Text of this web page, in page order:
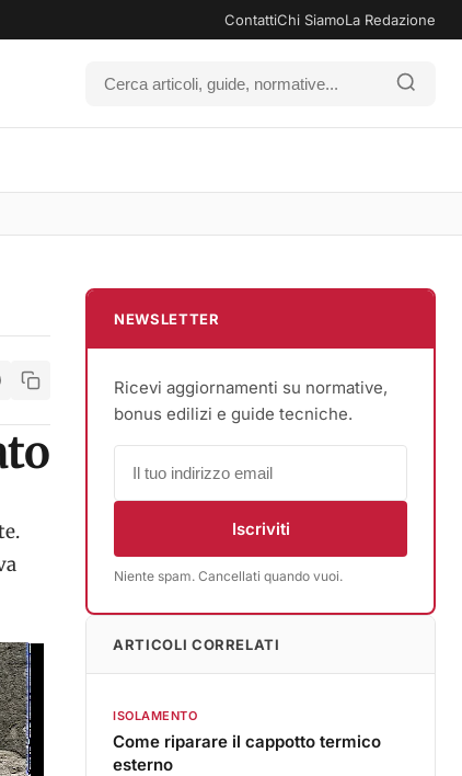
ContattiChi SiamoLa Redazione
NEWSLETTER
Ricevi aggiornamenti su normative,
bonus edilizi e guide tecniche.
Iscriviti
Niente spam. Cancellati quando vuoi.
ARTICOLI CORRELATI
ISOLAMENTO
Come riparare il cappotto termico
esterno